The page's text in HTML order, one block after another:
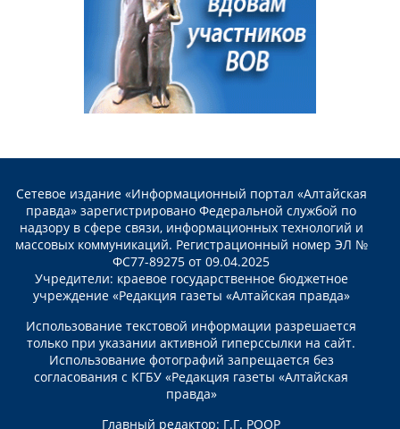
Сетевое издание «Информационный портал «Алтайская
правда» зарегистрировано Федеральной службой по
надзору в сфере связи, информационных технологий и
массовых коммуникаций. Регистрационный номер ЭЛ №
ФС77-89275 от 09.04.2025
Учредители: краевое государственное бюджетное
учреждение «Редакция газеты «Алтайская правда»
Использование текстовой информации разрешается
только при указании активной гиперссылки на сайт.
Использование фотографий запрещается без
согласования с КГБУ «Редакция газеты «Алтайская
правда»
Главный редактор: Г.Г. РООР